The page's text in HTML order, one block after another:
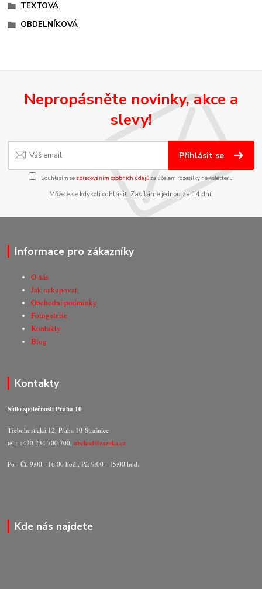
TEXTOVÁ
OBDELNÍKOVÁ
Nepropásněte novinky, akce a
slevy!
Přihlásit se
Souhlasím se zpracováním osobních údajůza účelem rozesílky newsletteru.
Můžete se kdykoli odhlásit. Zasíláme jednou za 14 dní.
Informace pro zákazníky
O nás
Jak nakupovat
Obchodní podmínky
Fotogalerie
Kontakty
Blog
Kontakty
Sídlo společnosti Praha 10
Třebohostická 12, Praha 10-Strašnice
tel.: +420 234 700 700,obchod@razitka.cz
Po - Čt: 9:00 - 16:00 hod., Pá: 9:00 - 15:00 hod.
Kde nás najdete